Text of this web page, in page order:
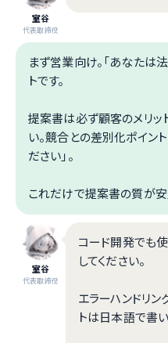
室谷
代表取締役
まず営業向け。「あなたは
トです。
提案書は必ず顧客のメリッ
い。競合との差別化ポイン
ださい」。
これだけで提案書の質が安
室谷
代表取締役
コード開発でも
してください。
エラーハンドリン
トは日本語で書い